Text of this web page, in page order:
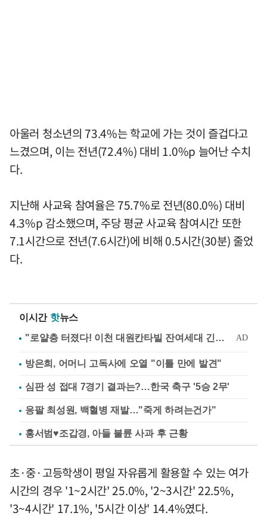
아울러 청소년의 73.4%는 학교에 가는 것이 즐겁다고
느겼으며, 이는 전년(72.4%) 대비 1.0%p 늘어난 수치
다.
지난해 사교육 참여율은 75.7%로 전년(80.0%) 대비
4.3%p 감소했으며, 주당 평균 사교육 참여시간 또한
7.1시간으로 전년(7.6시간)에 비해 0.5시간(30분) 줄었
다.
이시간 핫뉴스
방은희, 어머니 고독사에 오열 "이틀 만에 발견"
심판 성 접대 7경기 결과는?…한국 축구 '5승 2무'
응팔 최성원, 백혈병 재발…"죽게 하려는건가"
홍서범♥조갑경, 아들 불륜 사과 후 근황
초·중·고등학생이 평일 자유롭게 활용할 수 있는 여가
시간의 경우 '1~2시간' 25.0%, '2~3시간' 22.5%,
'3~4시간' 17.1%, '5시간 이상' 14.4%였다.